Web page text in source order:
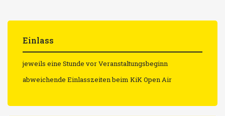
Einlass
jeweils eine Stunde vor Veranstaltungsbeginn
abweichende Einlasszeiten beim KiK Open Air